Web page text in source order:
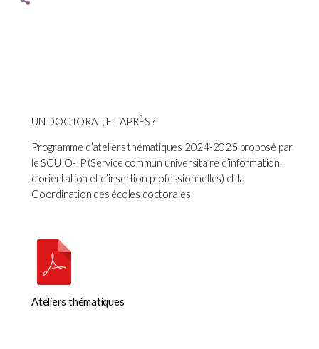
UN DOCTORAT, ET APRÈS ?
Programme d’ateliers thématiques 2024-2025 proposé par
le SCUIO-IP (Service commun universitaire d’information,
d’orientation et d’insertion professionnelles) et la
Coordination des écoles doctorales
Ateliers thématiques